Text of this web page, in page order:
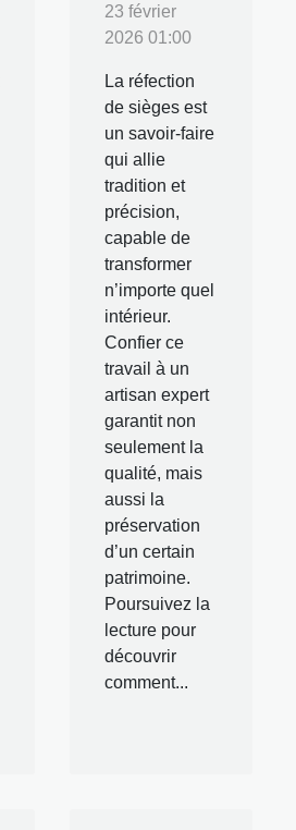
23 février
2026 01:00
La réfection
de sièges est
un savoir-faire
qui allie
tradition et
précision,
capable de
transformer
n’importe quel
intérieur.
Confier ce
travail à un
artisan expert
garantit non
seulement la
qualité, mais
aussi la
préservation
d’un certain
patrimoine.
Poursuivez la
lecture pour
découvrir
comment...